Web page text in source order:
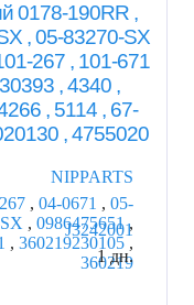
0178-190RR ,
, 05-83270-SX
267 , 101-671
, 4340 ,
, 5114 , 67-
, 4755020
NIPPARTS
,04-0671 ,05-
,0986475651,
,360219230105 ,
360219
J3242001
1 дн.